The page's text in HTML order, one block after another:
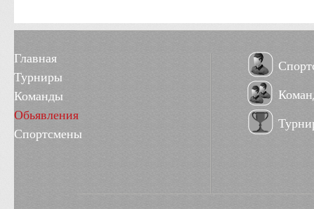
Главная
Турниры
Команды
Обьявления
Спортсмены